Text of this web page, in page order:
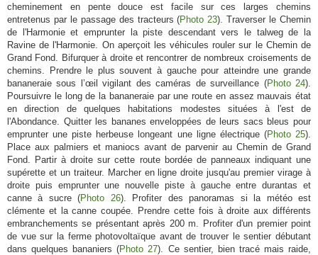
cheminement en pente douce est facile sur ces larges chemins
entretenus par le passage des tracteurs (Photo 23). Traverser le Chemin
de l'Harmonie et emprunter la piste descendant vers le talweg de la
Ravine de l'Harmonie. On aperçoit les véhicules rouler sur le Chemin de
Grand Fond. Bifurquer à droite et rencontrer de nombreux croisements de
chemins. Prendre le plus souvent à gauche pour atteindre une grande
bananeraie sous l’œil vigilant des caméras de surveillance (Photo 24).
Poursuivre le long de la bananeraie par une route en assez mauvais état
en direction de quelques habitations modestes situées à l'est de
l'Abondance. Quitter les bananes enveloppées de leurs sacs bleus pour
emprunter une piste herbeuse longeant une ligne électrique (Photo 25).
Place aux palmiers et maniocs avant de parvenir au Chemin de Grand
Fond. Partir à droite sur cette route bordée de panneaux indiquant une
supérette et un traiteur. Marcher en ligne droite jusqu'au premier virage à
droite puis emprunter une nouvelle piste à gauche entre durantas et
canne à sucre (Photo 26). Profiter des panoramas si la météo est
clémente et la canne coupée. Prendre cette fois à droite aux différents
embranchements se présentant après 200 m. Profiter d'un premier point
de vue sur la ferme photovoltaïque avant de trouver le sentier débutant
dans quelques bananiers (Photo 27). Ce sentier, bien tracé mais raide,